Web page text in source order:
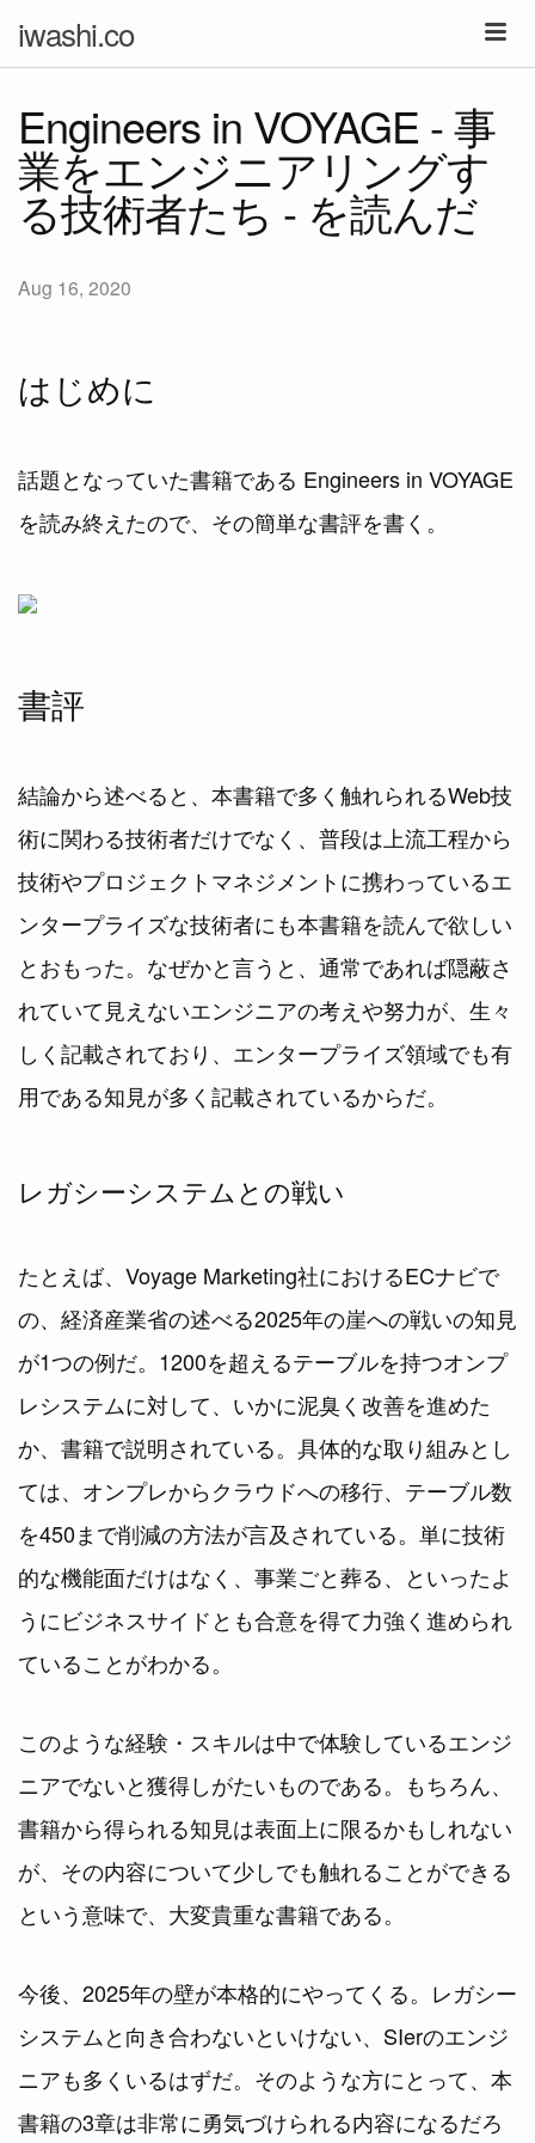
iwashi.co
Engineers in VOYAGE - 事
業をエンジニアリングす
る技術者たち - を読んだ
Aug 16, 2020
はじめに
話題となっていた書籍である Engineers in VOYAGE
を読み終えたので、その簡単な書評を書く。
書評
結論から述べると、本書籍で多く触れられるWeb技
術に関わる技術者だけでなく、普段は上流工程から
技術やプロジェクトマネジメントに携わっているエ
ンタープライズな技術者にも本書籍を読んで欲しい
とおもった。なぜかと言うと、通常であれば隠蔽さ
れていて見えないエンジニアの考えや努力が、生々
しく記載されており、エンタープライズ領域でも有
用である知見が多く記載されているからだ。
レガシーシステムとの戦い
たとえば、Voyage Marketing社におけるECナビで
の、経済産業省の述べる2025年の崖への戦いの知見
が1つの例だ。1200を超えるテーブルを持つオンプ
レシステムに対して、いかに泥臭く改善を進めた
か、書籍で説明されている。具体的な取り組みとし
ては、オンプレからクラウドへの移行、テーブル数
を450まで削減の方法が言及されている。単に技術
的な機能面だけはなく、事業ごと葬る、といったよ
うにビジネスサイドとも合意を得て力強く進められ
ていることがわかる。
このような経験・スキルは中で体験しているエンジ
ニアでないと獲得しがたいものである。もちろん、
書籍から得られる知見は表面上に限るかもしれない
が、その内容について少しでも触れることができる
という意味で、大変貴重な書籍である。
今後、2025年の壁が本格的にやってくる。レガシー
システムと向き合わないといけない、SIerのエンジ
ニアも多くいるはずだ。そのような方にとって、本
書籍の3章は非常に勇気づけられる内容になるだろ